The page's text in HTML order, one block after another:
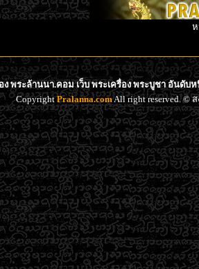
ง พระล้านนา.คอม เว็บ พระเครื่อง พระบูชา อันดับ
CopyrightPralanna.comAll right reserved. ©